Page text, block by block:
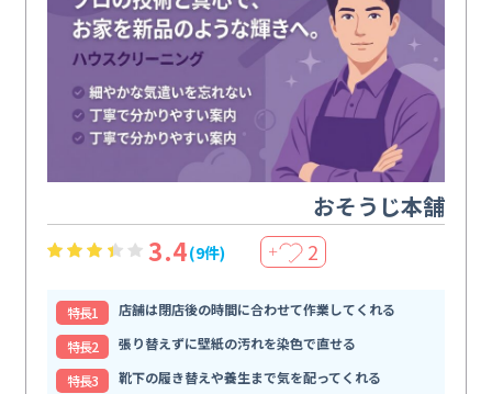
おそうじ本舗
3.4(9件) ＋ 2
特⻑1
店舗は閉店後の時間に合わせて作業してくれる
特⻑2
張り替えずに壁紙の汚れを染色で直せる
特⻑3
靴下の履き替えや養生まで気を配ってくれる